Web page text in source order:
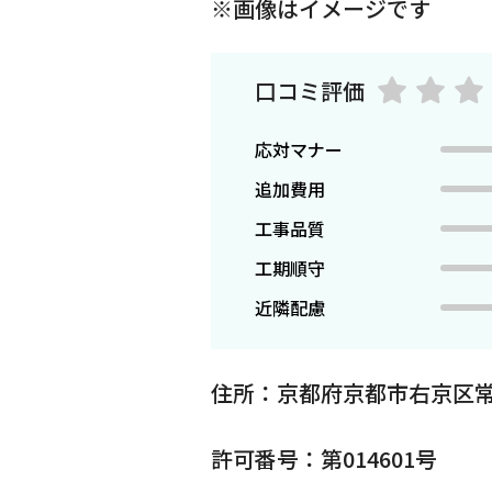
※画像はイメージです
口コミ評価
応対マナー
追加費用
工事品質
工期順守
近隣配慮
住所：京都府京都市右京区
許可番号：第014601号